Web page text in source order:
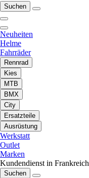
Suchen
Neuheiten
Helme
Fahrräder
Rennrad
Kies
MTB
BMX
City
Ersatzteile
Ausrüstung
Werkstatt
Outlet
Marken
Kundendienst in Frankreich
Suchen